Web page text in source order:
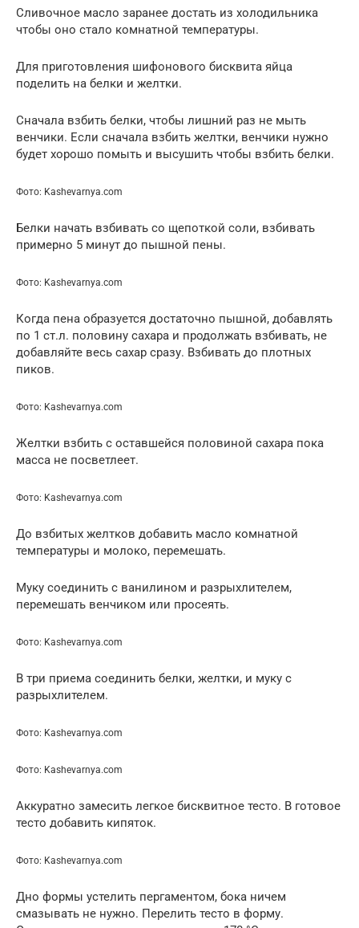
Сливочное масло заранее достать из холодильника
чтобы оно стало комнатной температуры.
Для приготовления шифонового бисквита яйца
поделить на белки и желтки.
Сначала взбить белки, чтобы лишний раз не мыть
венчики. Если сначала взбить желтки, венчики нужно
будет хорошо помыть и высушить чтобы взбить белки.
Фото: Kashevarnya.com
Белки начать взбивать со щепоткой соли, взбивать
примерно 5 минут до пышной пены.
Фото: Kashevarnya.com
Когда пена образуется достаточно пышной, добавлять
по 1 ст.л. половину сахара и продолжать взбивать, не
добавляйте весь сахар сразу. Взбивать до плотных
пиков.
Фото: Kashevarnya.com
Желтки взбить с оставшейся половиной сахара пока
масса не посветлеет.
Фото: Kashevarnya.com
До взбитых желтков добавить масло комнатной
температуры и молоко, перемешать.
Муку соединить с ванилином и разрыхлителем,
перемешать венчиком или просеять.
Фото: Kashevarnya.com
В три приема соединить белки, желтки, и муку с
разрыхлителем.
Фото: Kashevarnya.com
Фото: Kashevarnya.com
Аккуратно замесить легкое бисквитное тесто. В готовое
тесто добавить кипяток.
Фото: Kashevarnya.com
Дно формы устелить пергаментом, бока ничем
смазывать не нужно. Перелить тесто в форму.